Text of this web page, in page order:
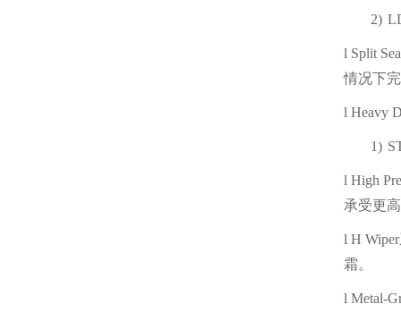
2)
l Split
情况下
l Heavy
1)
l High
承受更
l H Wiper
霜。
l Metal-